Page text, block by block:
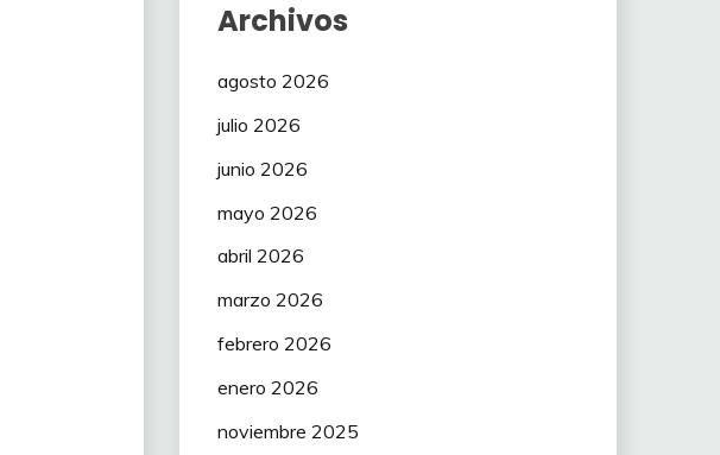
Archivos
agosto 2026
julio 2026
junio 2026
mayo 2026
abril 2026
marzo 2026
febrero 2026
enero 2026
noviembre 2025